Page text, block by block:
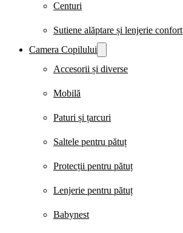
Centuri
Sutiene alăptare și lenjerie confort
Camera Copilului
Accesorii și diverse
Mobilă
Paturi și țarcuri
Saltele pentru pătuț
Protecții pentru pătuț
Lenjerie pentru pătuț
Babynest